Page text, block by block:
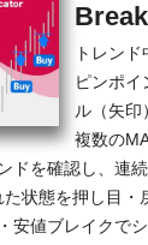
Break
トレン
ピンポイ
ル（矢印
複数の
ドを確認し、連
状態を押し目・
安値ブレイクで